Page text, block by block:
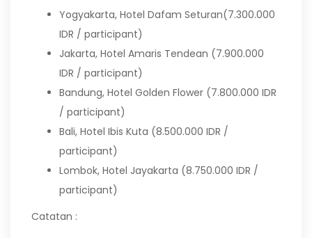
Yogyakarta, Hotel Dafam Seturan(7.300.000
IDR / participant)
Jakarta, Hotel Amaris Tendean (7.900.000
IDR / participant)
Bandung, Hotel Golden Flower (7.800.000 IDR
/ participant)
Bali, Hotel Ibis Kuta (8.500.000 IDR /
participant)
Lombok, Hotel Jayakarta (8.750.000 IDR /
participant)
Catatan :